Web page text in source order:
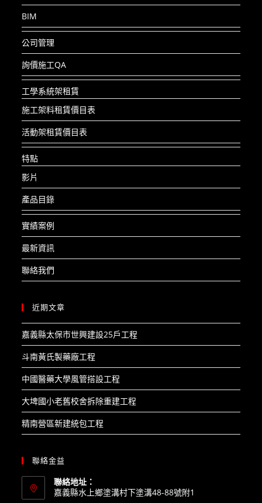
BIM
公司管理
詢價施工QA
工學系統架租賃
施工架料租賃價目表
活動架租賃價目表
特點
影片
產品目錄
實績案例
最新資訊
聯絡我們
近期文章
嘉義縣太保市世興建設25戶工程​
斗南黃氏製藥廠工程​
中國醫藥大學風管搭設工程​
大埤國小老舊校舍拆除重建工程​
精南營區新建統包工程
聯絡金益
聯絡地址：
嘉義縣水上鄉塗溝村下塗溝48-88號附1